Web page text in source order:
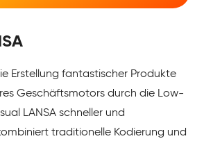
Erstellung fantastischer Produkte
Geschäftsmotors durch die Low-
LANSA schneller und
traditionelle Kodierung und